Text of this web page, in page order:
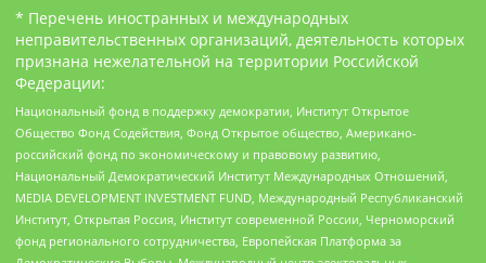
* Перечень иностранных и международных
неправительственных организаций, деятельность которых
признана нежелательной на территории Российской
Федерации:
Национальный фонд в поддержку демократии, Институт Открытое
Общество Фонд Содействия, Фонд Открытое общество, Американо-
российский фонд по экономическому и правовому развитию,
Национальный Демократический Институт Международных Отношений,
MEDIA DEVELOPMENT INVESTMENT FUND, Международный Республиканский
Институт, Открытая Россия, Институт современной России, Черноморский
фонд регионального сотрудничества, Европейская Платформа за